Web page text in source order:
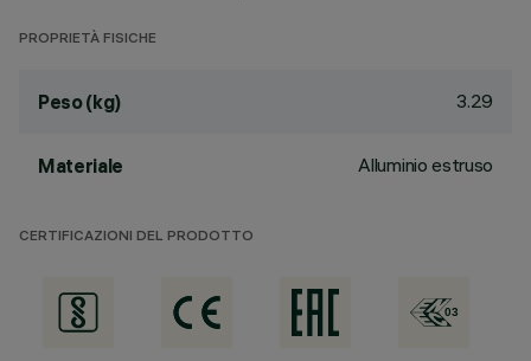
PROPRIETÀ FISICHE
Peso (kg) 3.29
Materiale Alluminio estruso
CERTIFICAZIONI DEL PRODOTTO